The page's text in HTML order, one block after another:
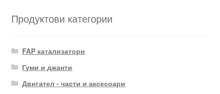
Продуктови категории
FAP катализатори
Гуми и джанти
Двигател - части и аксесоари